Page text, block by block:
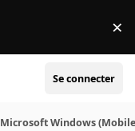
×
Se connecter
Microsoft Windows